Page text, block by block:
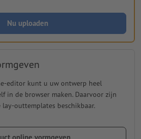
Nu uploaden
editor kunt u uw ontwerp heel
in de browser maken. Daarvoor zijn
outtemplates beschikbaar.